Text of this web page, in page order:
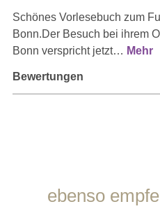
Schönes Vorlesebuch zum
Bonn.Der Besuch bei ihrem
Bonn verspricht jetzt… Mehr
Bewertungen
Produktgalerie
ebenso